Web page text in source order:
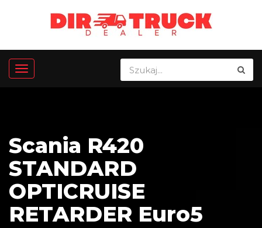
Scania R420
STANDARD
OPTICRUISE
RETARDER Euro5